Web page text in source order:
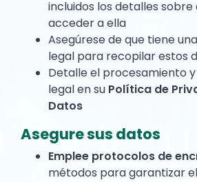
incluidos los detalles sobre
acceder a ella
Asegúrese de que tiene
legal para recopilar estos
Detalle el procesamiento
legal en su Política de
Datos
Asegure sus datos
Emplee protocolos de
métodos para garantizar